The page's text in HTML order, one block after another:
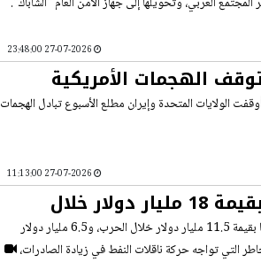
من 6% بعد توقف الهجمات الأمريكية
الولايات المتحدة وإيران مطلع الأسبوع تبادل الهجمات
وزير النفط الإيراني: بعنا نفطا بقيمة 18 مليار دولار خلال
قال وزير النفط الإيراني محسن باك نجاد إن إيران باعت نفطا بقيمة 11.5 مليار دولار خلال الحرب، و6.5 مليار دولار
التي تواجه حركة ناقلات النفط في زيادة الصادرات،